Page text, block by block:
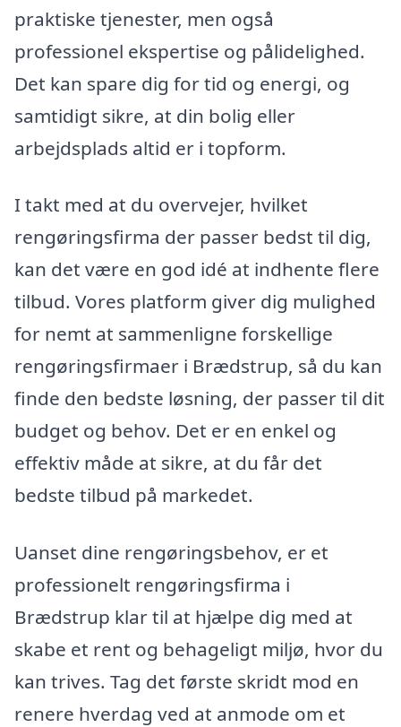
praktiske tjenester, men også
professionel ekspertise og pålidelighed.
Det kan spare dig for tid og energi, og
samtidigt sikre, at din bolig eller
arbejdsplads altid er i topform.
I takt med at du overvejer, hvilket
rengøringsfirma der passer bedst til dig,
kan det være en god idé at indhente flere
tilbud. Vores platform giver dig mulighed
for nemt at sammenligne forskellige
rengøringsfirmaer i Brædstrup, så du kan
finde den bedste løsning, der passer til dit
budget og behov. Det er en enkel og
effektiv måde at sikre, at du får det
bedste tilbud på markedet.
Uanset dine rengøringsbehov, er et
professionelt rengøringsfirma i
Brædstrup klar til at hjælpe dig med at
skabe et rent og behageligt miljø, hvor du
kan trives. Tag det første skridt mod en
renere hverdag ved at anmode om et